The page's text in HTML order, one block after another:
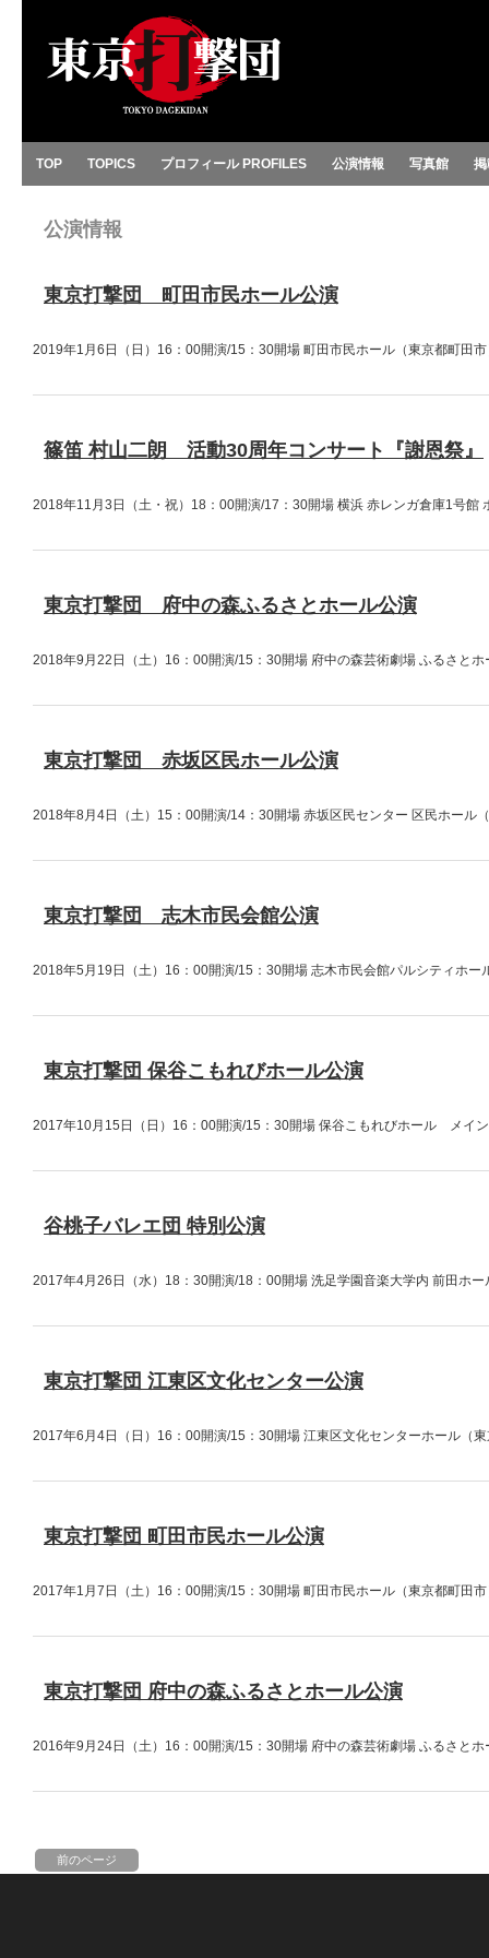
TOP TOPICS プロフィール PROFILES 公演情報 写真館
公演情報
東京打撃団 町田市民ホール公演
2019年1月6日（日）16：00開演/15：30開場 町田市民ホール（東京都町
篠笛 村山二朗 活動30周年コンサート『謝恩祭』
2018年11月3日（土・祝）18：00開演/17：30開場 横浜 赤レンガ倉庫1
東京打撃団 府中の森ふるさとホール公演
2018年9月22日（土）16：00開演/15：30開場 府中の森芸術劇場 ふるさ
東京打撃団 赤坂区民ホール公演
2018年8月4日（土）15：00開演/14：30開場 赤坂区民センター 区民ホー
東京打撃団 志木市民会館公演
2018年5月19日（土）16：00開演/15：30開場 志木市民会館パルシティホ
東京打撃団 保谷こもれびホール公演
2017年10月15日（日）16：00開演/15：30開場 保谷こもれびホール メ
谷桃子バレエ団 特別公演
2017年4月26日（水）18：30開演/18：00開場 洗足学園音楽大学内 前田
東京打撃団 江東区文化センター公演
2017年6月4日（日）16：00開演/15：30開場 江東区文化センターホー
東京打撃団 町田市民ホール公演
2017年1月7日（土）16：00開演/15：30開場 町田市民ホール（東京都町田
東京打撃団 府中の森ふるさとホール公演
2016年9月24日（土）16：00開演/15：30開場 府中の森芸術劇場 ふるさ
前のページ